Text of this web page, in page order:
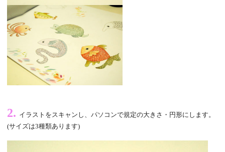
2. イラストをスキャンし、パソコンで規定の大きさ・円形にします。
(サイズは3種類あります)